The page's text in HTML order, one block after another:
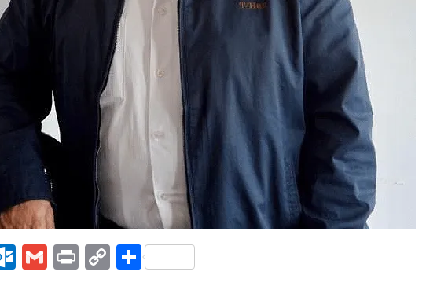
Outlook.com
Gmail
PrintCopy
Compartir